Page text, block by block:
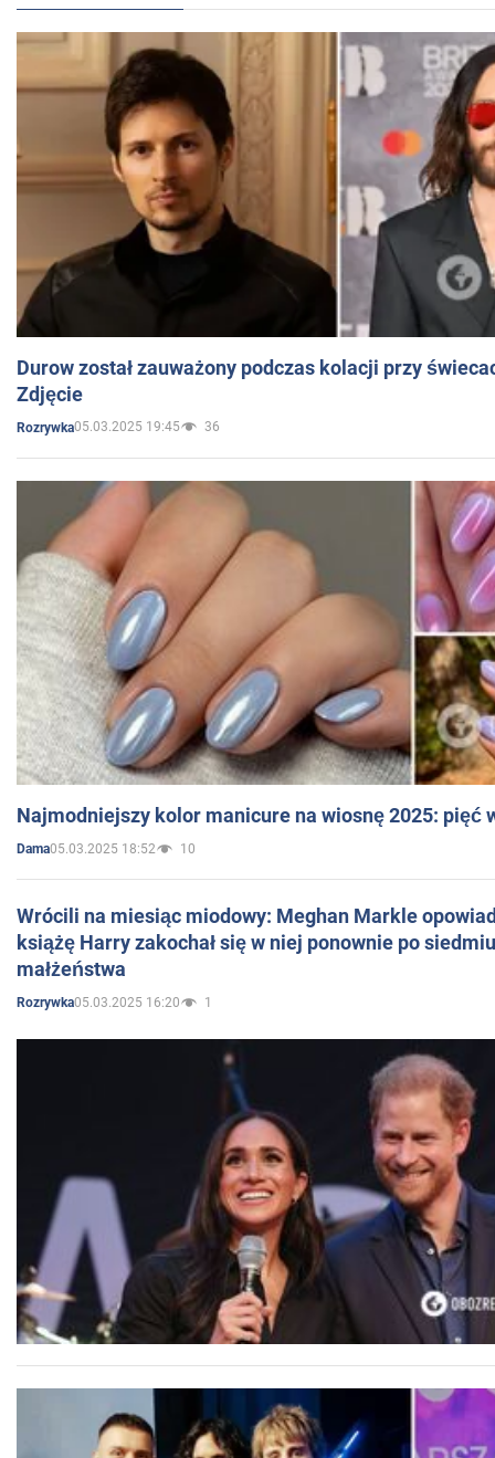
Durow został zauważony podczas kolacji przy
Zdjęcie
Rozrywka05.03.2025 19:45 36
Najmodniejszy kolor manicure na wiosnę 2025: pięć
Dama05.03.2025 18:52 10
Wrócili na miesiąc miodowy: Meghan Markle
książę Harry zakochał się w niej ponownie po
małżeństwa
Rozrywka05.03.2025 16:20 1